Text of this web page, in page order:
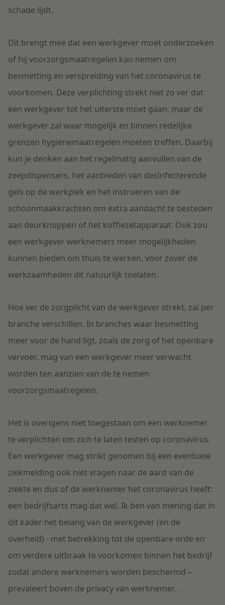
schade lijdt.
Dit brengt mee dat een werkgever moet onderzoeken
of hij voorzorgsmaatregelen kan nemen om
besmetting en verspreiding van het coronavirus te
voorkomen. Deze verplichting strekt niet zo ver dat
een werkgever tot het uiterste moet gaan, maar de
werkgever zal waar mogelijk en binnen redelijke
grenzen hygiënemaatregelen moeten treffen. Daarbij
kun je denken aan het regelmatig aanvullen van de
zeepdispensers, het aanbieden van desinfecterende
gels op de werkplek en het instrueren van de
schoonmaakkrachten om extra aandacht te besteden
aan deurknoppen of het koffiezetapparaat. Ook zou
een werkgever werknemers meer mogelijkheden
kunnen bieden om thuis te werken, voor zover de
werkzaamheden dit natuurlijk toelaten.
Hoe ver de zorgplicht van de werkgever strekt, zal per
branche verschillen. In branches waar besmetting
meer voor de hand ligt, zoals de zorg of het openbare
vervoer, mag van een werkgever meer verwacht
worden ten aanzien van de te nemen
voorzorgsmaatregelen.
Het is overigens niet toegestaan om een werknemer
te verplichten om zich te laten testen op coronavirus.
Een werkgever mag strikt genomen bij een eventuele
ziekmelding ook niet vragen naar de aard van de
ziekte en dus of de werknemer het coronavirus heeft:
een bedrijfsarts mag dat wel. Ik ben van mening dat in
dit kader het belang van de werkgever (en de
overheid) - met betrekking tot de openbare orde en
om verdere uitbraak te voorkomen binnen het bedrijf
zodat andere werknemers worden beschermd –
prevaleert boven de privacy van werknemer.